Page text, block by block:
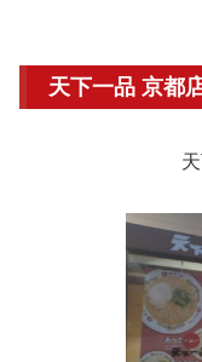
天下一品 京都